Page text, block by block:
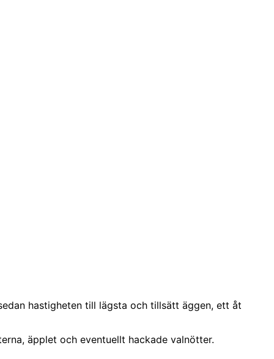
hastigheten till lägsta och tillsätt äggen, ett åt
äpplet och eventuellt hackade valnötter.